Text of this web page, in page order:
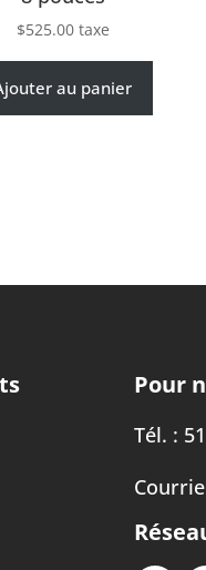
$525.00 taxe
au panier
Pour
Tél. :